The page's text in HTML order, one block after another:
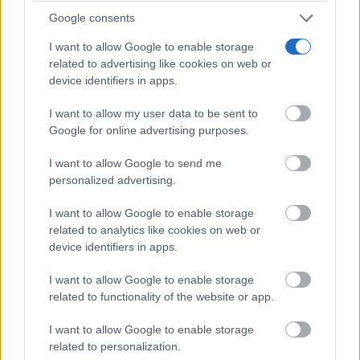
Google consents
I want to allow Google to enable storage
related to advertising like cookies on web or
device identifiers in apps.
I want to allow my user data to be sent to
Google for online advertising purposes.
I want to allow Google to send me
personalized advertising.
I want to allow Google to enable storage
related to analytics like cookies on web or
device identifiers in apps.
I want to allow Google to enable storage
related to functionality of the website or app.
I want to allow Google to enable storage
related to personalization.
El nuevo centro nace, además, con la previsión de
alcanzar a partir de septiembre 90 plazas del
programa SEPAP-MejoraT, servicio público, gratuito
y especializado que trabaja la promoción de la
autonomía personal, la prevención del deterioro y el
mantenimiento de capacidades.
García Torijano ha destacado que estas plazas
“refuerzan el sentido integral del centro”,
especialmente en una enfermedad como el alzhéimer,
donde “cada sesión de estimulación, cada
intervención profesional y cada pauta que recibe una
familia pueden marcar una diferencia en la vida